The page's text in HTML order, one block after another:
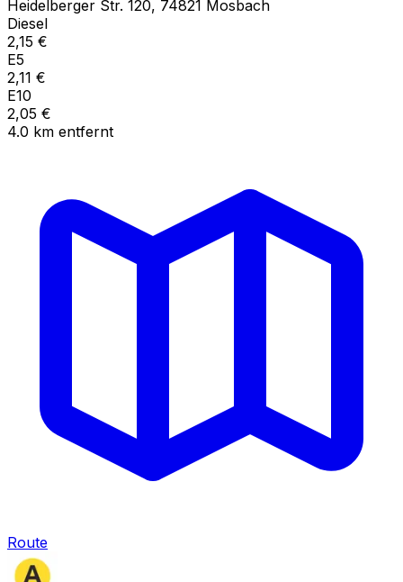
Heidelberger Str. 120, 74821 Mosbach
Diesel
2,15 €
E5
2,11 €
E10
2,05 €
4.0 km entfernt
Route